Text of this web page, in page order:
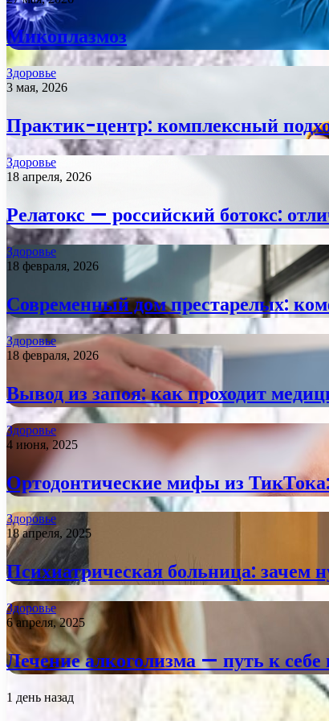
Микоплазмоз
Здоровье
3 мая, 2026
Практик-центр: комплексный
Здоровье
18 апреля, 2026
Релатокс — российский ботокс:
Здоровье
18 февраля, 2026
Современный дом престарелых:
Здоровье
18 февраля, 2026
Вывод из запоя: как проходит
Здоровье
4 июня, 2025
Ортодонтические мифы из ТикТока:
Здоровье
18 апреля, 2025
Психиатрическая больница: зачем
Здоровье
6 апреля, 2025
Лечение алкоголизма — путь к
1 день назад